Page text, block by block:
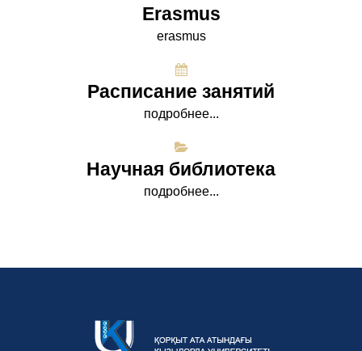
Erasmus
erasmus
Расписание занятий
подробнее...
Научная библиотека
подробнее...